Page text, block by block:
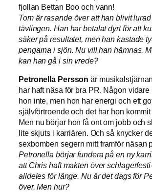
fjollan Bettan Boo och vann!
Tom är rasande över att han blivit
tävlingen. Han har betalat dyrt för att
säker på resultatet, men han kastade
pengarna i sjön. Nu vill han hämnas.
kan han gå i sin vrede?
Petronella Persson är
har haft näsa för bra PR. Någon vidare
hon inte, men hon har energi och ett
självförtroende och det har hon
Men nu börjar hon få ont om jobb och
lite skjuts i karriären. Och så knycker
sexbomben segern mitt framför näsan
Petronella börjar fundera på en ny
att Chris haft makten över
alldeles för länge. Nu är det dags för
över. Men hur?